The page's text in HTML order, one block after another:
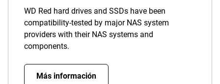
WD Red hard drives and SSDs have been
compatibility-tested by major NAS system
providers with their NAS systems and
components.
Más información